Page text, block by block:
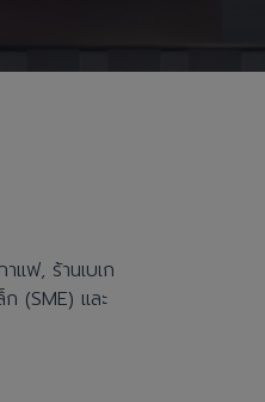
าแฟ, ร้านเบเก
(SME) และ